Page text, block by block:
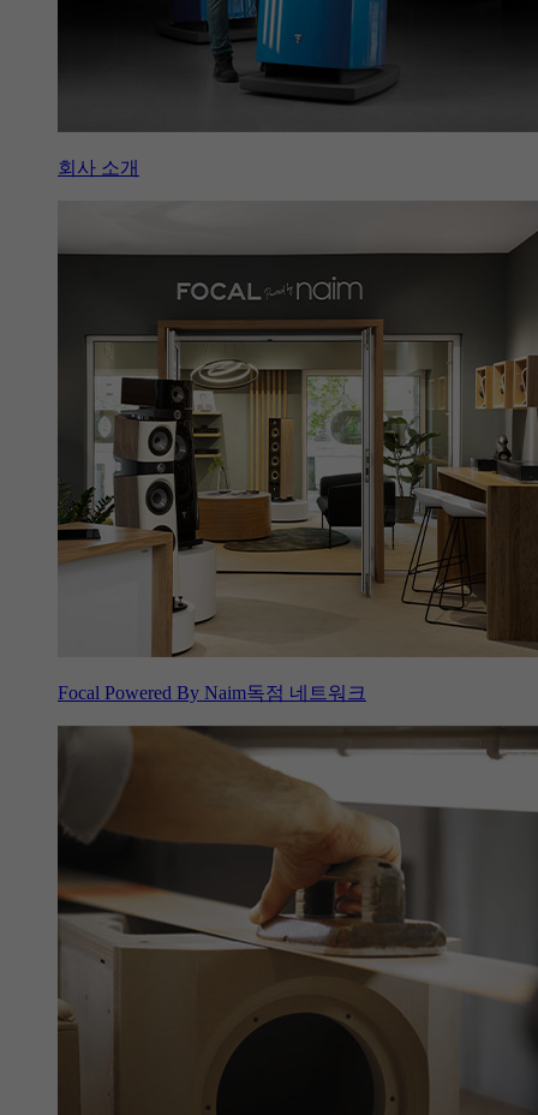
회사 소개
Focal Powered By Naim독점 네트워크